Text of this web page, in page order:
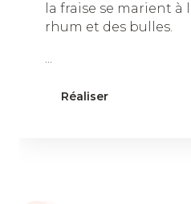
la fraise se marient à
rhum et des bulles.
...
Réaliser